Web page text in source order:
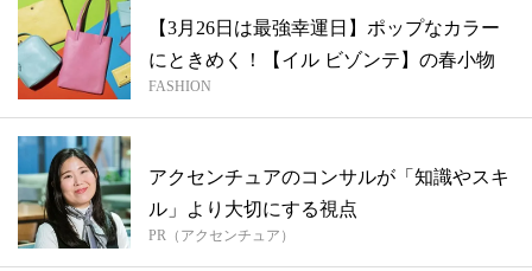
【3月26日は最強幸運日】ポップなカラー
にときめく！【イル ビゾンテ】の春小物
FASHION
アクセンチュアのコンサルが「知識やスキ
ル」より大切にする視点
PR（アクセンチュア）